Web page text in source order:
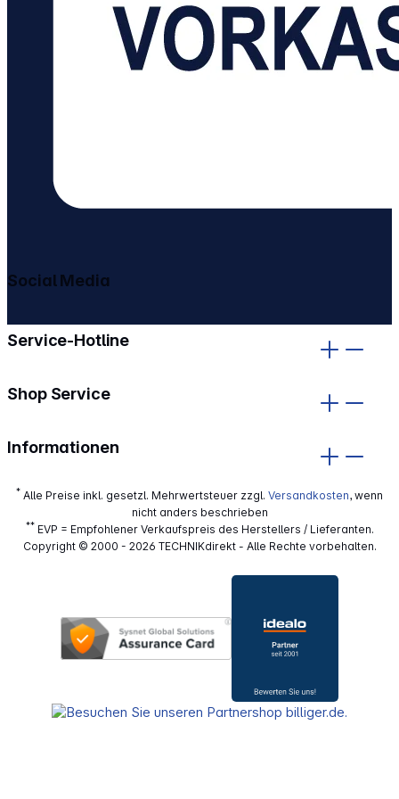
Service-Hotline
Shop Service
Informationen
Social Media
* Alle Preise inkl. gesetzl. Mehrwertsteuer zzgl. Versandkosten, wenn
nicht anders beschrieben
**EVP = Empfohlener Verkaufspreis des Herstellers / Lieferanten.
Copyright © 2000 - 2026 TECHNIKdirekt - Alle Rechte vorbehalten.